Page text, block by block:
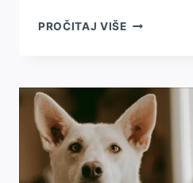
PROČITAJ VIŠE ZAŠTO
KUĆNOG
LJUBIMCA
U
PORODICI?